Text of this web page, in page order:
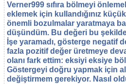
Verner999 sıfıra bölmeyi
eklemek için kullandığınız küçük
önemli bozulmalar yaratmaya
düşündüm. Bu değeri bu şekilde
İşe yaramadı, gösterge negatif
fazla pozitif değer üretmeye
olanı fark ettim: eksiyi eksiye
Göstergeyi doğru yapmak için
değiştirmem gerekiyor. Nasıl